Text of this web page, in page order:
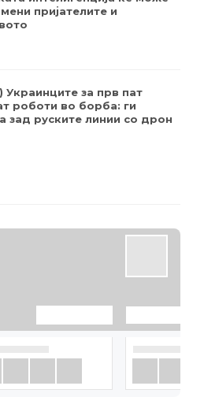
пријателите и
за прв пат
роботи во борба: ги
зад руските линии со дрон